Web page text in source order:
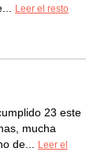
Leer el resto
23 este
mucha
de...
Leer el